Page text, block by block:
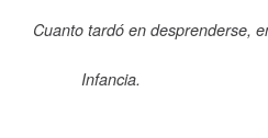
Cuanto tardó en desprenderse,
Infancia.